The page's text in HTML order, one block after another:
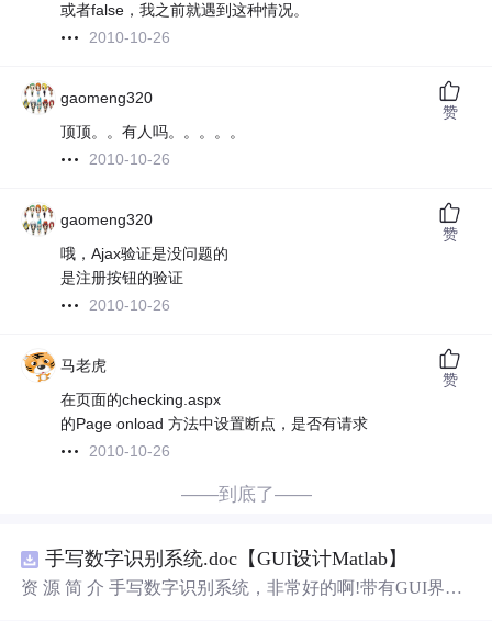
或者false，我之前就遇到这种情况。
2010-10-26
gaomeng320
顶顶。。有人吗。。。。。
2010-10-26
赞
gaomeng320
哦，Ajax验证是没问题的
是注册按钮的验证
2010-10-26
赞
马老虎
在页面的checking.aspx
的Page onload 方法中设置断点，是否有请求
2010-10-26
赞
——到底了——
手写数字识别系统.doc【GUI设计Matlab】
资 源 简 介 手写数字识别系统，非常好的啊!带有GUI界